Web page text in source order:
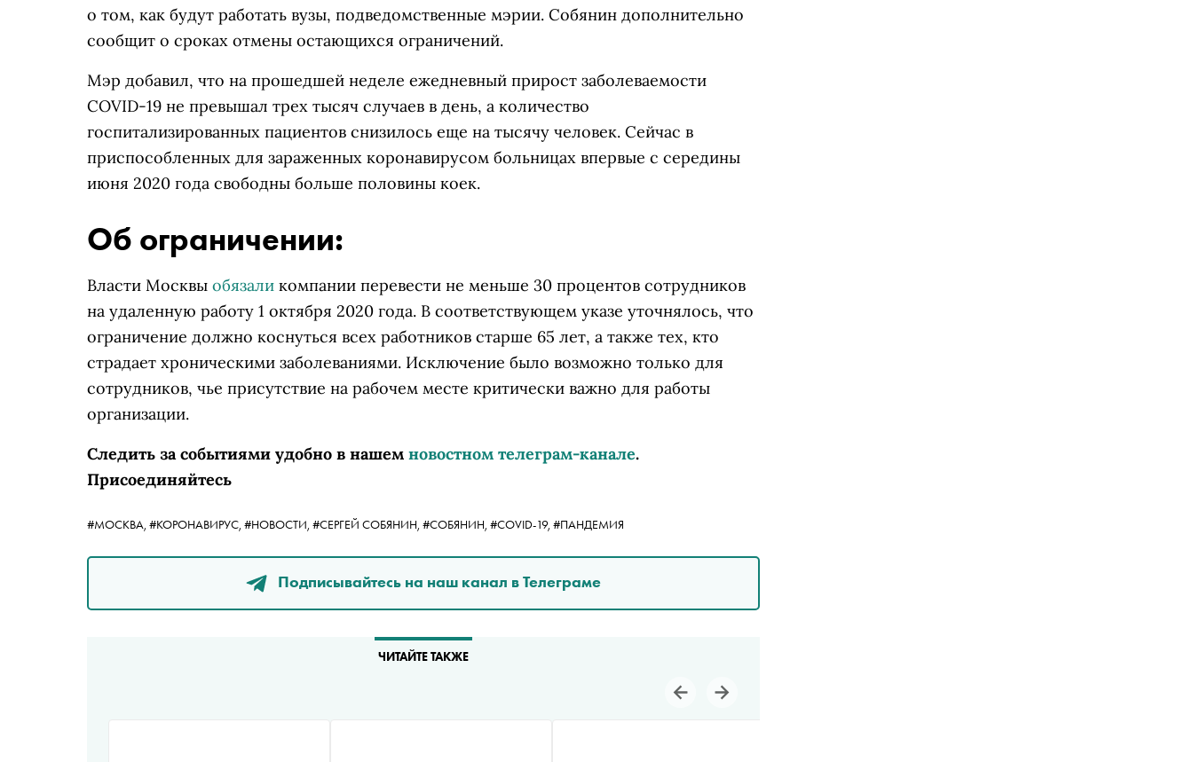
о том, как будут работать вузы, подведомственные мэрии. Собянин дополнительно
сообщит о сроках отмены остающихся ограничений.
Мэр добавил, что на прошедшей неделе ежедневный прирост заболеваемости
COVID-19 не превышал трех тысяч случаев в день, а количество
госпитализированных пациентов снизилось еще на тысячу человек. Сейчас в
приспособленных для зараженных коронавирусом больницах впервые с середины
июня 2020 года свободны больше половины коек.
Об ограничении:
Власти Москвы обязали компании перевести не меньше 30 процентов сотрудников
на удаленную работу 1 октября 2020 года. В соответствующем указе уточнялось, что
ограничение должно коснуться всех работников старше 65 лет, а также тех, кто
страдает хроническими заболеваниями. Исключение было возможно только для
сотрудников, чье присутствие на рабочем месте критически важно для работы
организации.
Следить за событиями удобно в нашем новостном телеграм-канале.
Присоединяйтесь
#МОСКВА, #КОРОНАВИРУС, #НОВОСТИ, #СЕРГЕЙ СОБЯНИН, #СОБЯНИН, #COVID-19, #ПАНДЕМИЯ
Подписывайтесь на наш канал в Телеграме
ЧИТАЙТЕ ТАКЖЕ